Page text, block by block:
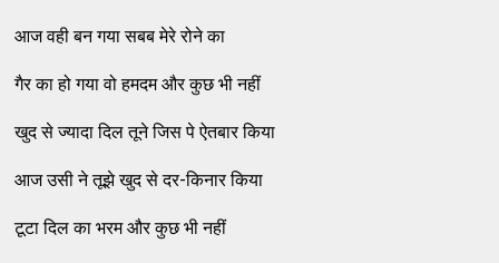
आज वही बन गया सबब मेरे रोने का
गैर का हो गया वो हमदम और कुछ भी नहीं
खुद से ज्‍यादा दिल तूने जिस पे ऐतबार किया
आज उसी ने तूझे खुद से दर-किनार किया
टूटा दिल का भरम और कुछ भी नहीं